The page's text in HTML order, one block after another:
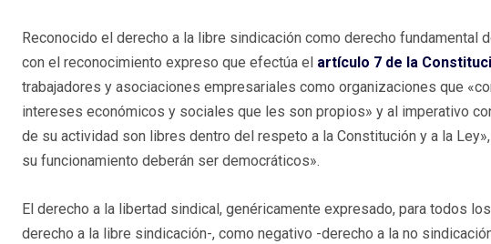
Reconocido el derecho a la libre sindicación como derecho
con el reconocimiento expreso que efectúa el artículo 7 de la
trabajadores y asociaciones empresariales como organizaciones que
intereses económicos y sociales que les son propios» y al imperativo
de su actividad son libres dentro del respeto a la Constitución y a la
su funcionamiento deberán ser democráticos».
El derecho a la libertad sindical, genéricamente expresado, para todos
derecho a la libre sindicación-, como negativo -derecho a la no